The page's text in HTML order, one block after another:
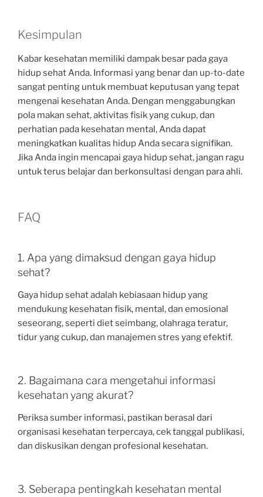
Kesimpulan
Kabar kesehatan memiliki dampak besar pada gaya
hidup sehat Anda. Informasi yang benar dan up-to-date
sangat penting untuk membuat keputusan yang tepat
mengenai kesehatan Anda. Dengan menggabungkan
pola makan sehat, aktivitas fisik yang cukup, dan
perhatian pada kesehatan mental, Anda dapat
meningkatkan kualitas hidup Anda secara signifikan.
Jika Anda ingin mencapai gaya hidup sehat, jangan ragu
untuk terus belajar dan berkonsultasi dengan para ahli.
FAQ
1. Apa yang dimaksud dengan gaya hidup
sehat?
Gaya hidup sehat adalah kebiasaan hidup yang
mendukung kesehatan fisik, mental, dan emosional
seseorang, seperti diet seimbang, olahraga teratur,
tidur yang cukup, dan manajemen stres yang efektif.
2. Bagaimana cara mengetahui informasi
kesehatan yang akurat?
Periksa sumber informasi, pastikan berasal dari
organisasi kesehatan terpercaya, cek tanggal publikasi,
dan diskusikan dengan profesional kesehatan.
3. Seberapa pentingkah kesehatan mental